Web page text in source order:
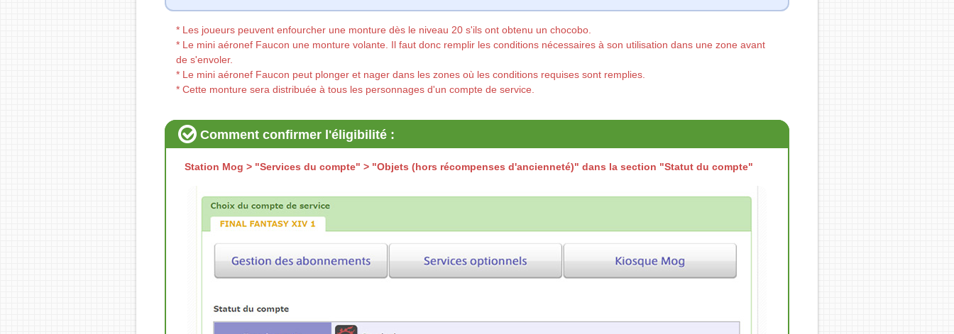
* Les joueurs peuvent enfourcher une monture dès le niveau 20 s'ils ont obtenu un chocobo.
* Le mini aéronef Faucon une monture volante. Il faut donc remplir les conditions nécessaires à son utilisation dans une zone avant
de s'envoler.
* Le mini aéronef Faucon peut plonger et nager dans les zones où les conditions requises sont remplies.
* Cette monture sera distribuée à tous les personnages d'un compte de service.
Comment confirmer l'éligibilité :
Station Mog > "Services du compte" > "Objets (hors récompenses d'ancienneté)" dans la section "Statut du compte"